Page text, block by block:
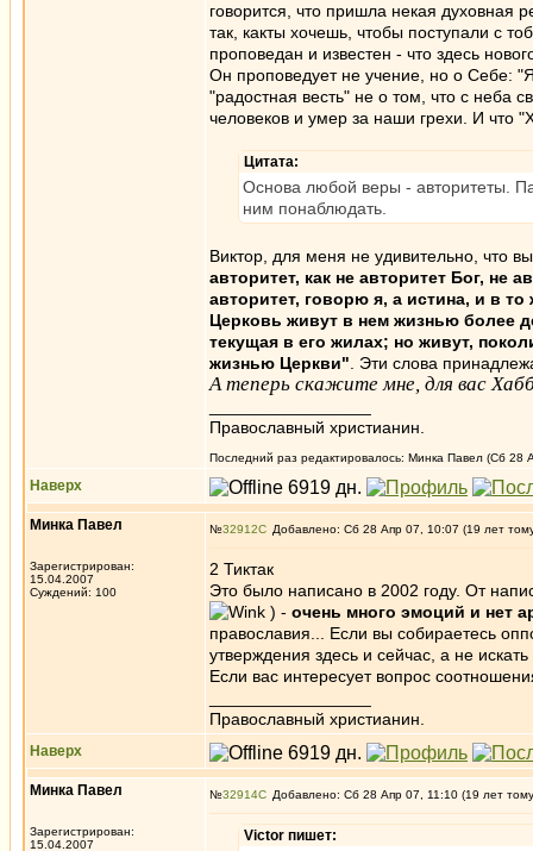
говорится, что пришла некая духовная
так, какты хочешь, чтобы поступали с
проповедан и известен - что здесь
Он проповедует не учение, но о Себе:
"радостная весть" не о том, что с неба
человеков и умер за наши грехи. И что
Цитата:
Основа любой веры - авторитеты.
ним понаблюдать.
Виктор, для меня не удивительно, что
авторитет, как не авторитет Бог, не
авторитет, говорю я, а истина, и в
Церковь живут в нем жизнью более
текущая в его жилах; но живут,
жизнью Церкви" . Эти слова
А теперь скажите мне, для вас
Православный христианин.
Последний раз редактировалось: Минка Павел (Сб 28
Наверх
Минка Павел
Зарегистрирован:
15.04.2007
Суждений: 100
№32912 Добавлено: Сб 28 Апр 07, 10:07 (19 лет
2 Тиктак
Это было написано в 2002 году. От
) - очень много эмоций и нет
православия... Если вы собираетесь
утверждения здесь и сейчас, а не искать
Если вас интересует вопрос
Православный христианин.
Наверх
Минка Павел
Зарегистрирован:
15.04.2007
№32914 Добавлено: Сб 28 Апр 07, 11:10 (19 лет
Victor пишет: